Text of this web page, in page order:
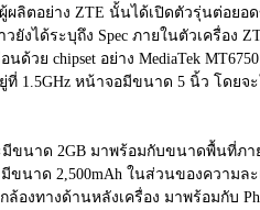
ลิตอย่าง ZTE นั้นได้เปิดตัวรุ่นต่อยอด
ยังได้ระบุถึง Spec ภายในตัวเครื่อง
ด้วย chipset อย่าง MediaTek
ที่ 1.5GHz หน้าจอมีขนาด 5 นิ้ว โดยจ
มีขนาด 2GB มาพร้อมกับขนาดพื้นที่ภา
ขนาด 2,500mAh ในส่วนของความล
องทางด้านหลังเครื่อง มาพร้อมกับ